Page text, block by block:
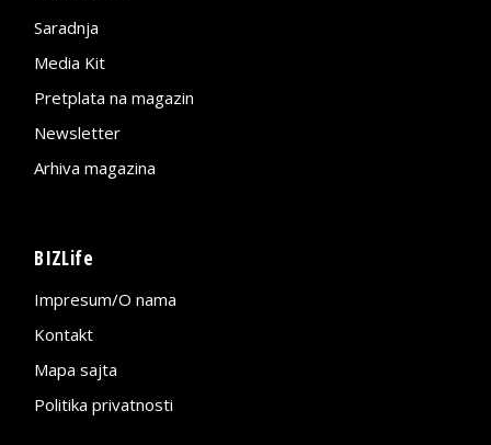
Saradnja
Media Kit
Pretplata na magazin
Newsletter
Arhiva magazina
BIZLife
Impresum/O nama
Kontakt
Mapa sajta
Politika privatnosti